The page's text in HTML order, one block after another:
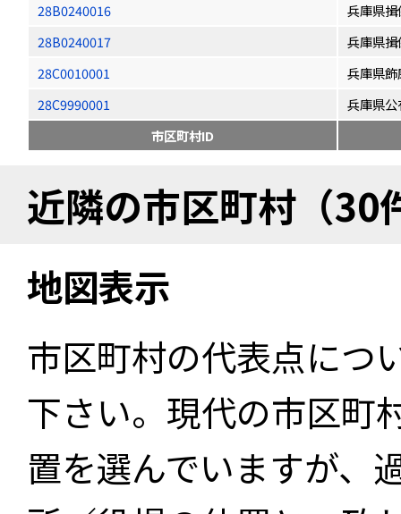
28B0240016
兵庫県
28B0240017
兵庫県
28C0010001
兵庫県飾
28C9990001
兵庫県
市区町村ID
近隣の市区町村（30
地図表示
市区町村の代表点につ
下さい。現代の市区町
置を選んでいますが、